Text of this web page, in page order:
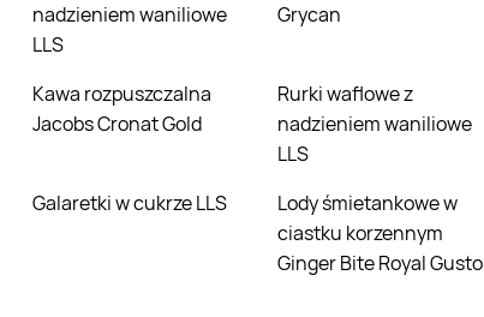
nadzieniem waniliowe
LLS
Grycan
Kawa rozpuszczalna
Jacobs Cronat Gold
Rurki waflowe z
nadzieniem waniliowe
LLS
Galaretki w cukrze LLS
Lody śmietankowe w
ciastku korzennym
Ginger Bite Royal Gusto